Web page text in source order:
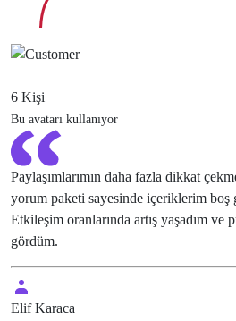
6 Kişi
Bu avatarı kullanıyor
Paylaşımlarımın daha fazla dikkat
yorum paketi sayesinde içeriklerim boş
Etkileşim oranlarında artış yaşadım
gördüm.
Elif Karaca